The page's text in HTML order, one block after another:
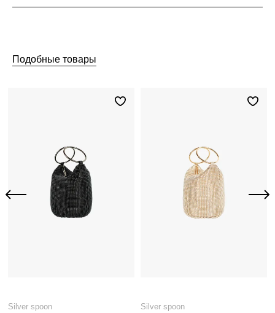
Подобные товары
Silver spoon
Silver spoon